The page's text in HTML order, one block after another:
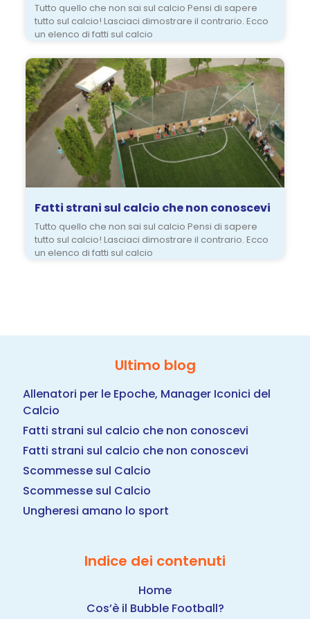
Tutto quello che non sai sul calcio Pensi di sapere
tutto sul calcio! Lasciaci dimostrare il contrario. Ecco
un elenco di fatti sul calcio
Fatti strani sul calcio che non conoscevi
Tutto quello che non sai sul calcio Pensi di sapere
tutto sul calcio! Lasciaci dimostrare il contrario. Ecco
un elenco di fatti sul calcio
Ultimo blog
Allenatori per le Epoche, Manager Iconici del
Calcio
Fatti strani sul calcio che non conoscevi
Fatti strani sul calcio che non conoscevi
Scommesse sul Calcio
Scommesse sul Calcio
Ungheresi amano lo sport
Indice dei contenuti
Home
Cos’è il Bubble Football?